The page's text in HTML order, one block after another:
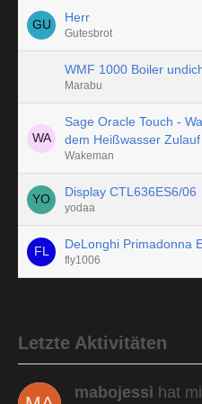
Herr
Gutesbrot
WMF 1000 Boiler
Marabu
Sage Oracle Touch -
dem Heißwasser Zulauf
Wakeman
Display CTL636ES6/06
yodaa
DeLonghi Primadonna
fly1006
Letzte Aktivitäten
mabojessi hat